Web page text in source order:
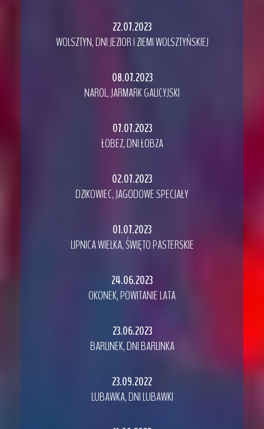
22.07.2023
WOLSZTYN, DNI JEZIOR I ZIEMI WOLSZTYŃSKIEJ
08.07.2023
NAROL, JARMARK GALICYJSKI
07.07.2023
ŁOBEZ, DNI ŁOBZA
02.07.2023
DZIKOWIEC, JAGODOWE SPECJAŁY
01.07.2023
LIPNICA WIELKA, ŚWIĘTO PASTERSKIE
24.06.2023
OKONEK, POWITANIE LATA
23.06.2023
BARLINEK, DNI BARLINKA
23.09.2022
LUBAWKA, DNI LUBAWKI